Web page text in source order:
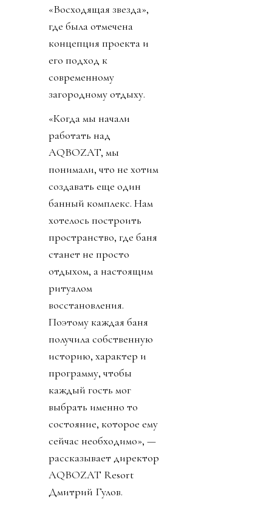
«Восходящая звезда»,
где была отмечена
концепция проекта и
его подход к
современному
загородному отдыху.
«Когда мы начали
работать над
AQBOZAT, мы
понимали, что не хотим
создавать еще один
банный комплекс. Нам
хотелось построить
пространство, где баня
станет не просто
отдыхом, а настоящим
ритуалом
восстановления.
Поэтому каждая баня
получила собственную
историю, характер и
программу, чтобы
каждый гость мог
выбрать именно то
состояние, которое ему
сейчас необходимо», —
рассказывает директор
AQBOZAT Resort
Дмитрий Гулов.